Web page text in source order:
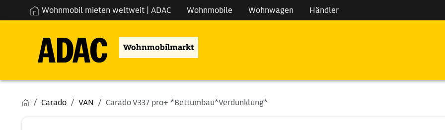
Wohnmobil mieten weltweit | ADAC Wohnmobile Wohnwagen Händler
Wohnmobilmarkt
Carado VAN Carado V337 pro+ *Bettumbau*Verdunklung*